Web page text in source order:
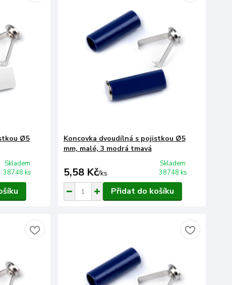
Ø5
Skladem
38748 ks
Koncovka dvoudílná s pojistkou Ø5
mm, malé, 3 modrá tmavá
5,58 Kč/ks
Skladem
38748 ks
Přidat do košíku